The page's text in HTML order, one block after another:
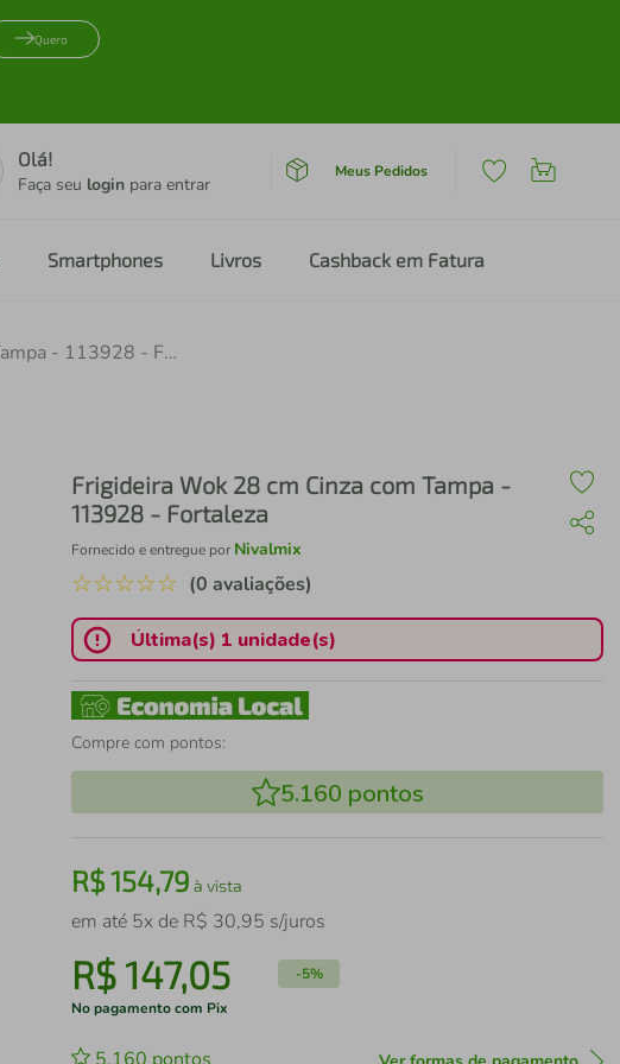
Quero
Olá!
Faça seu login para entrar
Meus Pedidos
Smartphones Livros Cashback em Fatura
Frigideira Wok 28 cm Cinza com Tampa - 113928 - Fortaleza
Frigideira Wok 28 cm Cinza com Tampa -
113928 - Fortaleza
Fornecido e entregue por Nivalmix
☆☆☆☆☆ (0 avaliações)
Última(s) 1 unidade(s)
Compre com pontos:
5.160 pontos
R$154,79 à vista
em até 5x de R$ 30,95 s/juros
R$147,05 -5%
No pagamento com Pix